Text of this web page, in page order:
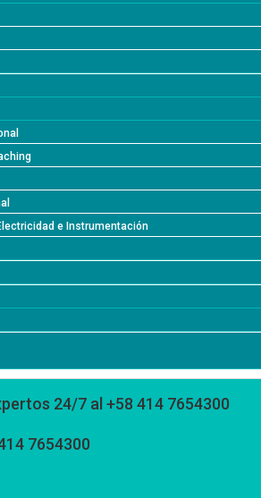
e Instrumentación
24/7 al +58 414 7654300
7654300